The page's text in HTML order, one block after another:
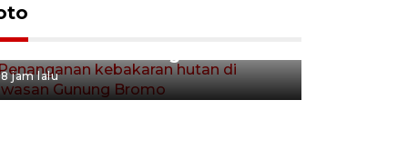
Penanganan kebakaran hutan
8 jam lalu